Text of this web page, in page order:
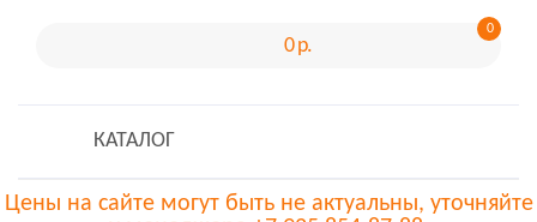
0
0 р.
КАТАЛОГ
Цены на сайте могут быть не актуальны, уточняйте